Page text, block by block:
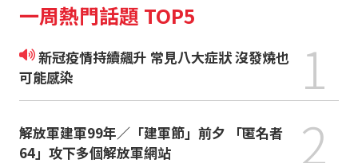
一周熱門話題 TOP5
新冠疫情持續飆升 常見八大症狀 沒發燒也
可能感染
1
解放軍建軍99年／「建軍節」前夕 「匿名者
64」攻下多個解放軍網站
2